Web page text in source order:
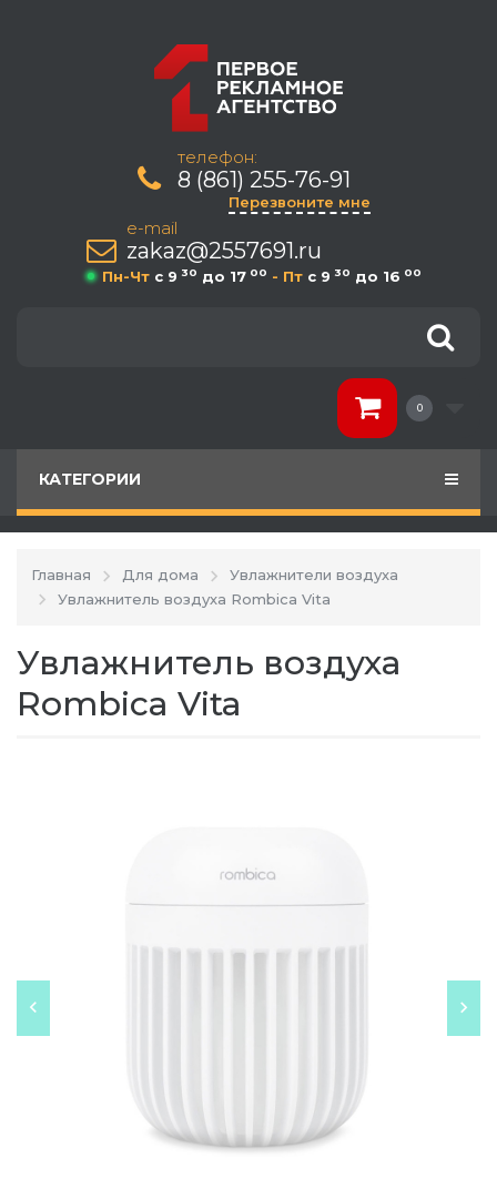
телефон:
8 (861) 255-76-91
Перезвоните мне
e-mail
zakaz@2557691.ru
Пн-Чт c 9 30 до 17 00 - Пт c 9 30 до 16 00
0
КАТЕГОРИИ
Главная Для дома
Увлажнители воздуха
Увлажнитель воздуха Rombica Vita
Увлажнитель воздуха
Rombica Vita